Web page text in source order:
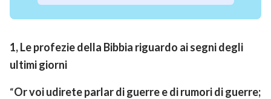
1, Le profezie della Bibbia riguardo ai segni degli
ultimi giorni
“Or voi udirete parlar di guerre e di rumori di guerre;